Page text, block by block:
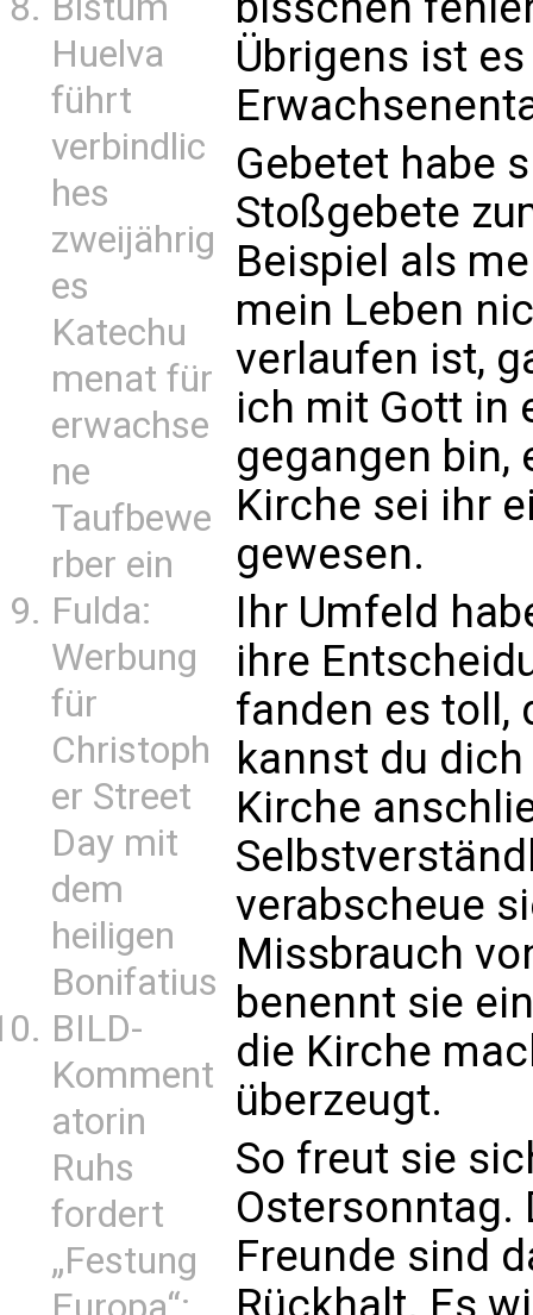
Huelva
führt
verbindlic
hes
zweijährig
es
Katechu
menat für
erwachse
ne
Taufbewe
rber ein
Fulda:
Werbung
für
Christoph
er Street
Day mit
dem
heiligen
Bonifatius
BILD-
Komment
atorin
Ruhs
fordert
„Festung
Übrigens ist
Gebetet habe
Stoßgebete
Beispiel als
mein Leben
verlaufen ist,
ich mit Gott in
gegangen
Kirche sei ihr
gewesen.
Ihr Umfeld
ihre
fanden es toll,
kannst du
Kirche
verabscheue
Missbrauch
benennt sie
die Kirche
überzeugt.
So freut sie
Ostersonntag.
Freunde sind